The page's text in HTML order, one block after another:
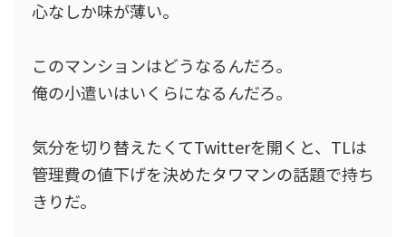
心なしか味が薄い。
このマンションはどうなるんだろ。
俺の小遣いはいくらになるんだろ。
気分を切り替えたくてTwitterを開くと、TLは
管理費の値下げを決めたタワマンの話題で持ち
きりだ。